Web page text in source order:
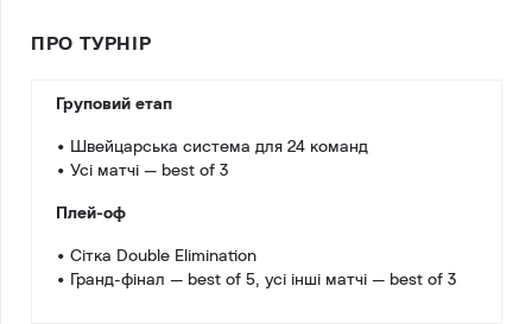
ПРО ТУРНІР
Груповий етап
• Швейцарська система для 24 команд
• Усі матчі — best of 3
Плей-оф
• Сітка Double Elimination
• Гранд-фінал — best of 5, усі інші матчі — best of 3